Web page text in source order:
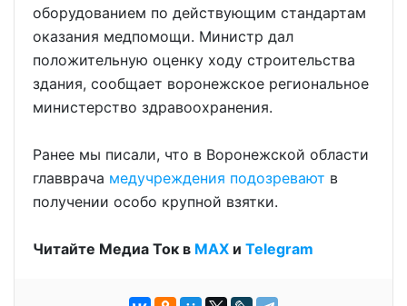
оборудованием по действующим стандартам
оказания медпомощи. Министр дал
положительную оценку ходу строительства
здания, сообщает воронежское региональное
министерство здравоохранения.
Ранее мы писали, что в Воронежской области
главврача медучреждения подозревают в
получении особо крупной взятки.
Читайте Медиа Ток в МАХ и Telegram